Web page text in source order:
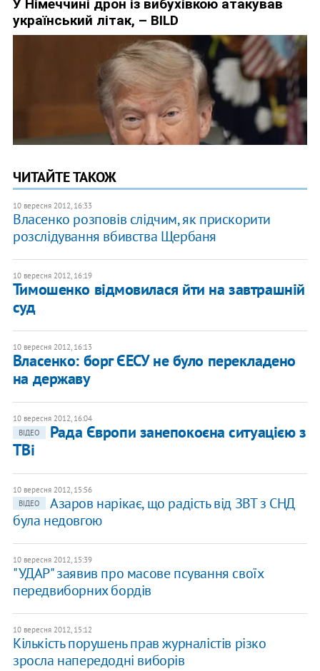
ЧИТАЙТЕ ТАКОЖ
10 вересня 2012, 16:33
Власенко розповів слідчим, як прискорити
розслідування вбивства Щербаня
10 вересня 2012, 16:19
Тимошенко відмовилася йти на завтрашній
суд
10 вересня 2012, 16:13
Власенко: борг ЄЕСУ не було перекладено
на державу
10 вересня 2012, 16:04
ВІДЕО
Рада Європи занепокоєна ситуацією з
ТВі
10 вересня 2012, 15:56
ВІДЕО
Азаров нарікає, що радість від ЗВТ з СНД
була недовгою
10 вересня 2012, 15:39
"УДАР" заявив про масове псування своїх
передвиборних бордів
10 вересня 2012, 15:12
Кількість порушень прав журналістів різко
зросла напередодні виборів